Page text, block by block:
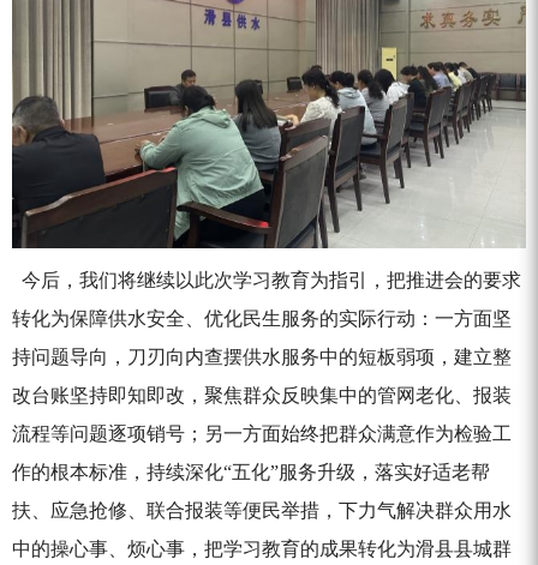
今后，我们将继续以此次学习教育为指引，把推进会的要求
转化为保障供水安全、优化民生服务的实际行动：一方面坚
持问题导向，刀刃向内查摆供水服务中的短板弱项，建立整
改台账坚持即知即改，聚焦群众反映集中的管网老化、报装
流程等问题逐项销号；另一方面始终把群众满意作为检验工
作的根本标准，持续深化“五化”服务升级，落实好适老帮
扶、应急抢修、联合报装等便民举措，下力气解决群众用水
中的操心事、烦心事，把学习教育的成果转化为滑县县城群